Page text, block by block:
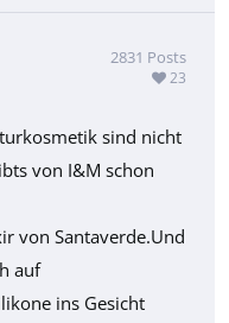
2831 Posts
23
sind nicht
von I&M schon
von Santaverde.Und
auf
ins Gesicht